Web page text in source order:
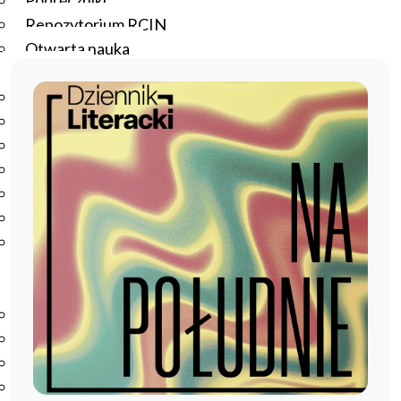
Repozytorium RCIN
Otwarta nauka
Studia podyplomowe
Szkolenia
Szkoła Doktorska Anthropos
Erasmus
Olimpiada Literatury i Języka Polskiego
Olimpiada Literatury i Języka Polskiego dla Szkół
Podstawowych
Biblioteka
O bibliotece
Godziny otwarcia
Katalog
Nowości